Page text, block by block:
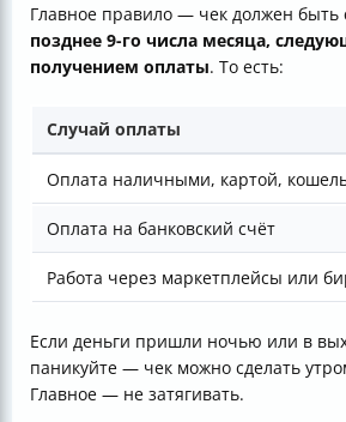
Главное правило — чек должен
позднее 9-го числа месяца,
получением оплаты. То есть:
Случай оплаты
Оплата наличными, картой,
Оплата на банковский счёт
Работа через маркетплейсы или
Если деньги пришли ночью или в
паникуйте — чек можно сделать
Главное — не затягивать.